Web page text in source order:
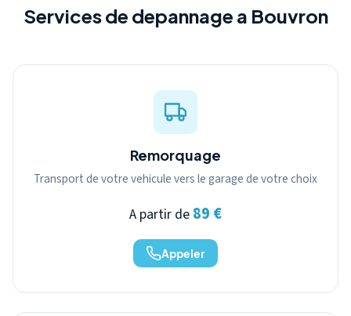
Services de depannage a Bouvron
Remorquage
Transport de votre vehicule vers le garage de votre choix
A partir de 89 €
Appeler